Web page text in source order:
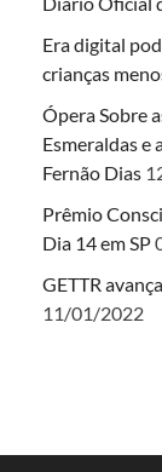
Era digital
crianças
Ópera Sobre
Esmeraldas e
Fernão Dias
Prêmio
Dia 14 em SP
GETTR
11/01/2022